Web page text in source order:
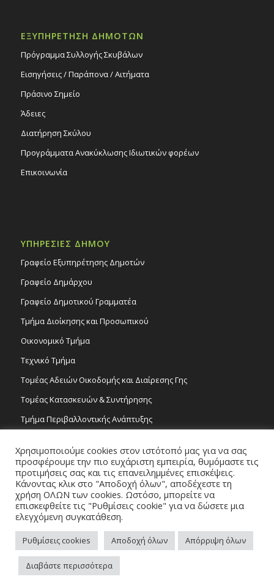
ΕΞΥΠΗΡΕΤΗΣΗ ΔΗΜΟΤΩΝ
Πρόγραμμα Συλλογής Σκυβάλων
Εισηγήσεις / Παράπονα / Αιτήματα
Πράσινο Σημείο
Άδειες
Διατήρηση Σκύλου
Προγράμματα Ανακύκλωσης Ιδιωτικών φορέων
Επικοινωνία
ΥΠΗΡΕΣΙΕΣ ΔΗΜΟΥ
Γραφείο Εξυπηρέτησης Δημοτών
Γραφείο Δημάρχου
Γραφείο Δημοτικού Γραμματέα
Τμήμα Διοίκησης και Προσωπικού
Οικονομικό Τμήμα
Τεχνικό Τμήμα
Τομέας Αδειών Οικοδομής και Διαίρεσης Γης
Τομέας Κατασκευών & Συντήρησης
Τμήμα Περιβαλλοντικής Ανάπτυξης
Τομέας Γραμμάτων και Τεχνών
Τροχονομία
Copyright 2026 © Δήμος Στροβόλου, All Rights Reserved. / Powered by
NETinfo Plc
Χρησιμοποιούμε cookies στον ιστότοπό μας για να σας
προσφέρουμε την πιο ευχάριστη εμπειρία, θυμόμαστε τις
προτιμήσεις σας και τις επανειλημμένες επισκέψεις.
Κάνοντας κλικ στο "Αποδοχή όλων", αποδέχεστε τη
χρήση ΟΛΩΝ των cookies. Ωστόσο, μπορείτε να
επισκεφθείτε τις "Ρυθμίσεις cookie" για να δώσετε μια
ελεγχόμενη συγκατάθεση.
Ρυθμίσεις cookies Αποδοχή όλων Απόρριψη όλων
Διαβάστε περισσότερα